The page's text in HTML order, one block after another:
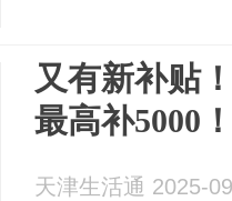
又有新补贴
最高补5000
天津生活通 2025-